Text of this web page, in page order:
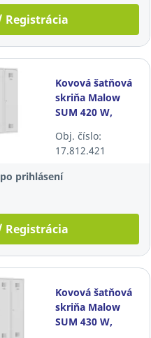
Registrácia
Kovová šatňová
skriňa Malow
SUM 420 W,
svetlosivá
Obj. číslo:
17.812.421
prihlásení
Registrácia
Kovová šatňová
skriňa Malow
SUM 430 W,